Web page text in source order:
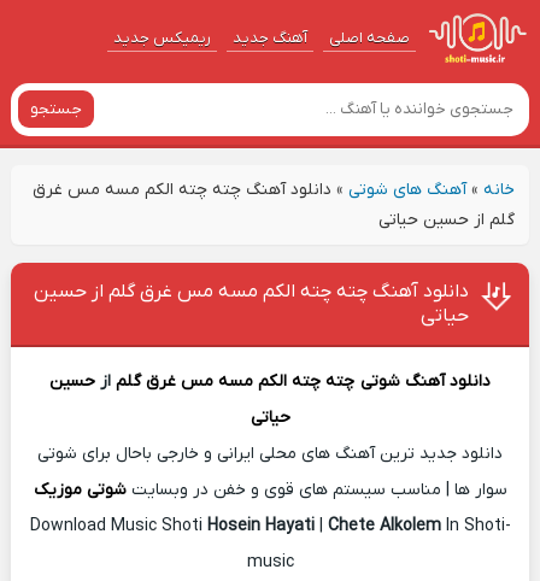
صفحه اصلی آهنگ‌ جدید ریمیکس جدید
جستجو
خانه»آهنگ های شوتی» دانلود آهنگ چته چته الکم مسه مس غرق
گلم از حسین حیاتی
دانلود آهنگ چته چته الکم مسه مس غرق گلم از حسین
حیاتی
دانلود آهنگ شوتی چته چته الکم مسه مس غرق گلم از حسین
حیاتی
دانلود جدید ترین آهنگ های محلی ایرانی و خارجی باحال برای شوتی
سوار ها | مناسب سیستم های قوی و خفن در وبسایتشوتی موزیک
Download Music Shoti Hosein Hayati| Chete AlkolemIn Shoti-
music